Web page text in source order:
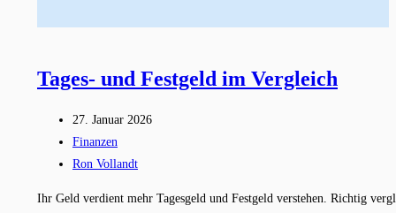
Tages- und Festgeld im Vergleich
Beitrag
veröffentlicht:
27. Januar 2026
Beitrags-
Kategorie:
Finanzen
Beitrags-
Ron Vollandt
Ihr Geld verdient mehr Tagesgeld und Festgeld verstehen. Richtig